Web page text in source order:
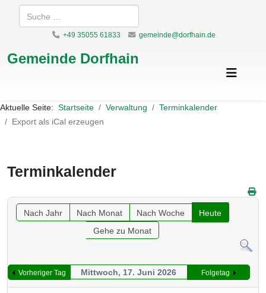
Suchen
+49 35055 61833 gemeinde@dorfhain.de
Gemeinde Dorfhain
Aktuelle Seite: Startseite Verwaltung
Terminkalender
Export als iCal erzeugen
Terminkalender
Nach Jahr Nach Monat Nach Woche
Heute
Gehe zu Monat
Vorheriger Tag Mittwoch, 17. Juni 2026 Folgetag